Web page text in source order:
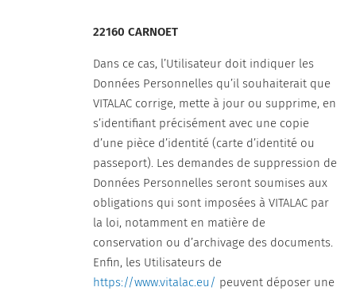
22160 CARNOET
Dans ce cas, l’Utilisateur doit indiquer les
Données Personnelles qu’il souhaiterait que
VITALAC corrige, mette à jour ou supprime, en
s’identifiant précisément avec une copie
d’une pièce d’identité (carte d’identité ou
passeport). Les demandes de suppression de
Données Personnelles seront soumises aux
obligations qui sont imposées à VITALAC par
la loi, notamment en matière de
conservation ou d’archivage des documents.
Enfin, les Utilisateurs de
https://www.vitalac.eu/ peuvent déposer une